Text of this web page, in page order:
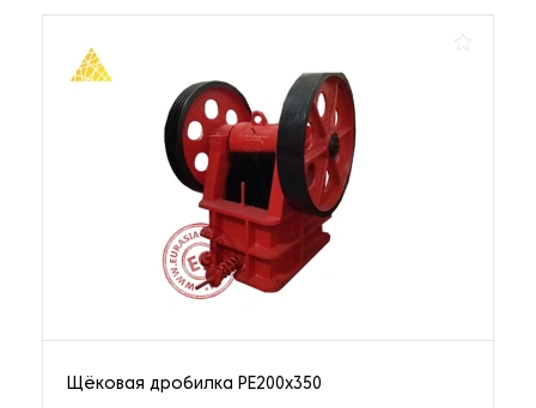
Щёковая дробилка РЕ200x350